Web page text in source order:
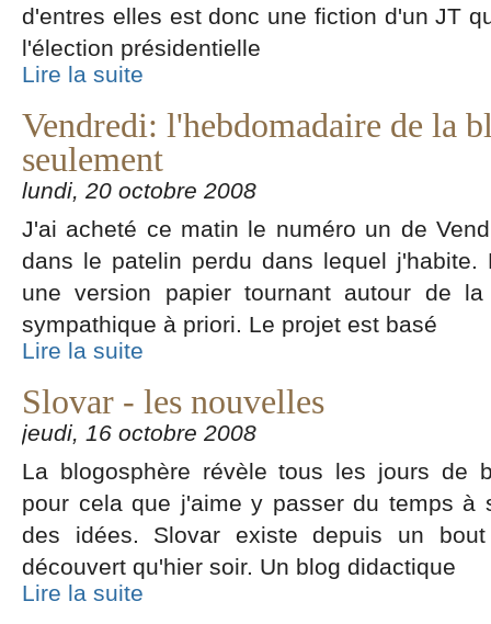
d'entres elles est donc une fiction d'un JT
l'élection présidentielle
Lire la suite
Vendredi: l'hebdomadaire de la
seulement
lundi, 20 octobre 2008
J'ai acheté ce matin le numéro un de
dans le patelin perdu dans lequel j'habite.
une version papier tournant autour de
sympathique à priori. Le projet est basé
Lire la suite
Slovar - les nouvelles
jeudi, 16 octobre 2008
La blogosphère révèle tous les jours de
pour cela que j'aime y passer du temps à
des idées. Slovar existe depuis un
découvert qu'hier soir. Un blog didactique
Lire la suite